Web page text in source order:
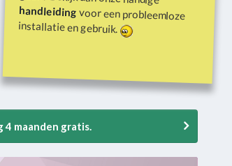
handleidingvoor een probleemloze
installatie en gebruik.
4 maanden gratis.